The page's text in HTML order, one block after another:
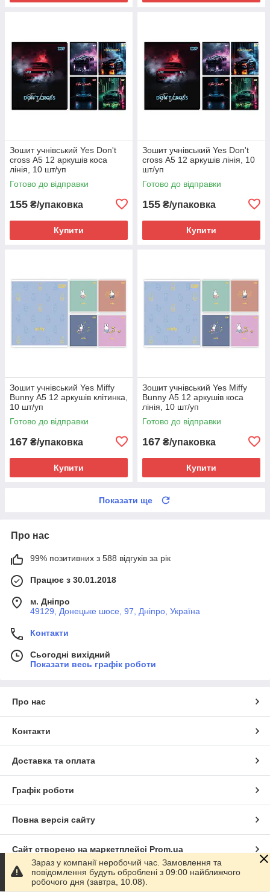
Зошит учнівський Yes Don't
cross А5 12 аркушів коса
лінія, 10 шт/уп
Готово до відправки
155 ₴/упаковка
Купити
Зошит учнівський Yes Don't
cross А5 12 аркушів лінія, 10
шт/уп
Готово до відправки
155 ₴/упаковка
Купити
Зошит учнівський Yes Miffy
Bunny А5 12 аркушів клітинка,
10 шт/уп
Готово до відправки
167 ₴/упаковка
Купити
Зошит учнівський Yes Miffy
Bunny А5 12 аркушів коса
лінія, 10 шт/уп
Готово до відправки
167 ₴/упаковка
Купити
Показати ще
Про нас
99% позитивних з 588 відгуків за рік
Працює з 30.01.2018
м. Дніпро
49129, Донецьке шосе, 97, Дніпро, Україна
Контакти
Сьогодні вихідний
Показати весь графік роботи
Про нас
Контакти
Доставка та оплата
Графік роботи
Повна версія сайту
Сайт створено на маркетплейсі Prom.ua
Політика конфіденційності
Зараз у компанії неробочий час. Замовлення та
повідомлення будуть оброблені з 09:00 найближчого
робочого дня (завтра, 10.08).